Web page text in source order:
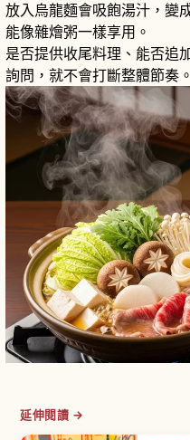
放入烏龍麵會吸飽湯汁，變
能像雜燴粥一樣享用。
是否提供收尾料理、能否追
詢問，就不會打斷整體節奏。
延伸閱讀 →